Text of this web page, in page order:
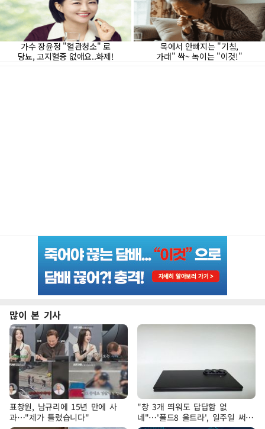
많이 본 기사
표창원, 남규리에 15년 만에 사
과…"제가 틀렸습니다"
"창 3개 띄워도 답답함 없
네"…'폴드8 울트라', 일주일 써보